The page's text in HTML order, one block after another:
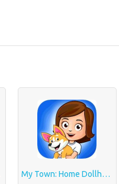
My Town: Home Dollhouse